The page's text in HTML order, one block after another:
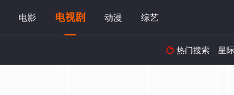
电影 电视剧 动漫 综艺
 热门搜索 星